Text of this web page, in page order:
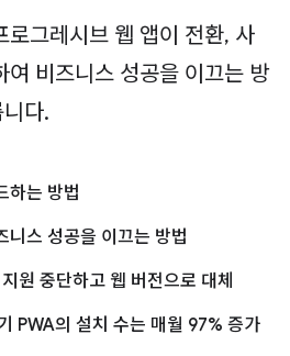
로그레시브 웹 앱이 전환, 사
여 비즈니스 성공을 이끄는 방
다.
하는 방법
니스 성공을 이끄는 방법
중단하고 웹 버전으로 대체
PWA의 설치 수는 매월 97% 증가